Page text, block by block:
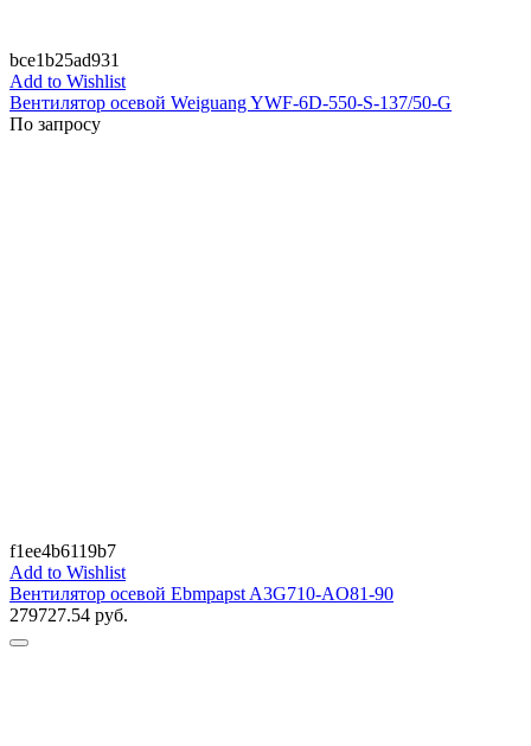
bce1b25ad931
Add to Wishlist
Вентилятор осевой Weiguang YWF-6D-550-S-137/50-G
По запросу
f1ee4b6119b7
Add to Wishlist
Вентилятор осевой Ebmpapst A3G710-AO81-90
279727.54 руб.